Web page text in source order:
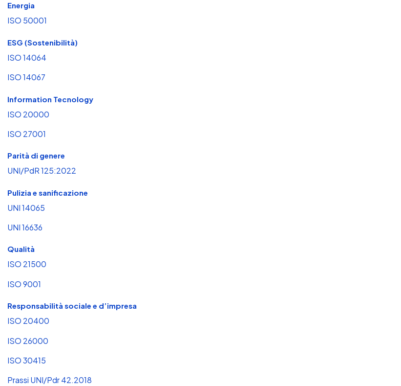
Energia
ISO 50001
ESG (Sostenibilità)
ISO 14064
ISO 14067
Information Tecnology
ISO 20000
ISO 27001
Parità di genere
UNI/PdR 125:2022
Pulizia e sanificazione
UNI 14065
UNI 16636
Qualità
ISO 21500
ISO 9001
Responsabilità sociale e d’impresa
ISO 20400
ISO 26000
ISO 30415
Prassi UNI/Pdr 42.2018